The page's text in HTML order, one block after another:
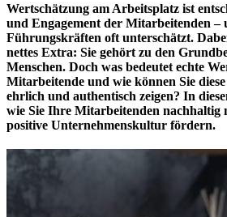
Wertschätzung am Arbeitsplatz ist
und Engagement der Mitarbeitenden –
Führungskräften oft unterschätzt.
nettes Extra: Sie gehört zu den
Menschen. Doch was bedeutet echte
Mitarbeitende und wie können Sie
ehrlich und authentisch zeigen? In
wie Sie Ihre Mitarbeitenden nachhaltig
positive Unternehmenskultur fördern.